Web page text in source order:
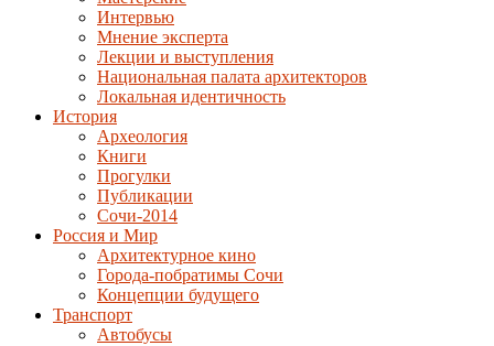
Интервью
Мнение эксперта
Лекции и выступления
Национальная палата архитекторов
Локальная идентичность
История
Археология
Книги
Прогулки
Публикации
Сочи-2014
Россия и Мир
Архитектурное кино
Города-побратимы Сочи
Концепции будущего
Транспорт
Автобусы